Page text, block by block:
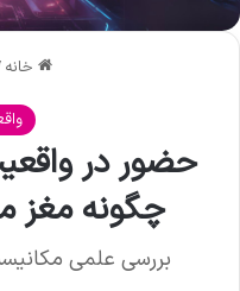
خانه
حضور در
چگونه مغز
بررسی علمی